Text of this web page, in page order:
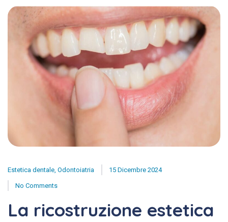
Estetica dentale, Odontoiatria 15 Dicembre 2024
No Comments
La ricostruzione estetica